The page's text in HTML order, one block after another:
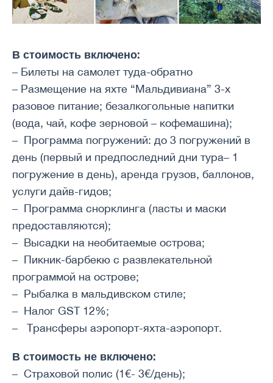
В стоимость включено:
– Билеты на самолет туда-обратно
– Размещение на яхте “Мальдивиана” 3-х
разовое питание; безалкогольные напитки
(вода, чай, кофе зерновой – кофемашина);
– Программа погружений: до 3 погружений в
день (первый и предпоследний дни тура– 1
погружение в день), аренда грузов, баллонов,
услуги дайв-гидов;
– Программа снорклинга (ласты и маски
предоставляются);
– Высадки на необитаемые острова;
– Пикник-барбекю с развлекательной
программой на острове;
– Рыбалка в мальдивском стиле;
– Налог GST 12%;
– Трансферы аэропорт-яхта-аэропорт.
В стоимость не включено:
– Страховой полис (1€- 3€/день);